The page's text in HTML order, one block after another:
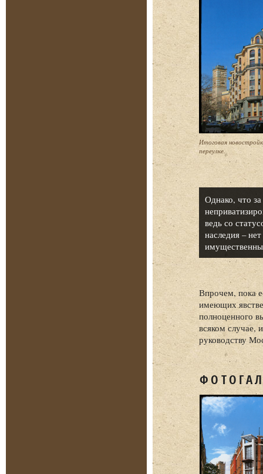
Итоговая
переулке.
Однако, что
ведь со
наследия –
Впрочем, пока
имеющих
полноценного
всяком случае,
руководству